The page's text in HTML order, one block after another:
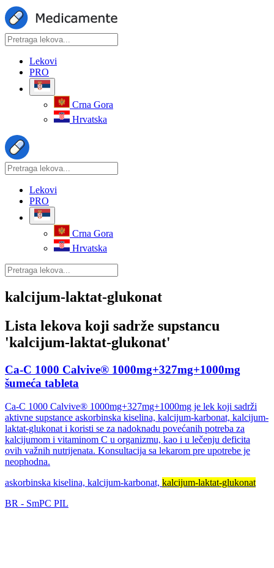
Lekovi
PRO
Crna Gora
Hrvatska
Lekovi
PRO
Crna Gora
Hrvatska
kalcijum-laktat-glukonat
Lista lekova koji sadrže supstancu
'kalcijum-laktat-glukonat'
Ca-C 1000 Calvive® 1000mg+327mg+1000mg
šumeća tableta
Ca-C 1000 Calvive® 1000mg+327mg+1000mg je lek koji sadrži
aktivne supstance askorbinska kiselina, kalcijum-karbonat, kalcijum-
laktat-glukonat i koristi se za nadoknadu povećanih potreba za
kalcijumom i vitaminom C u organizmu, kao i u lečenju deficita
ovih važnih nutrijenata. Konsultacija sa lekarom pre upotrebe je
neophodna.
askorbinska kiselina, kalcijum-karbonat, kalcijum-laktat-glukonat
BR - SmPC PIL